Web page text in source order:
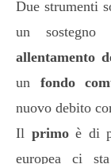
Due strumenti
un sostegno
allentamento
un fondo
nuovo debito
Il primoè di
europea ci